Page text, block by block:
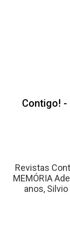
Contigo! -
Revistas
MEMÓRIA
anos,